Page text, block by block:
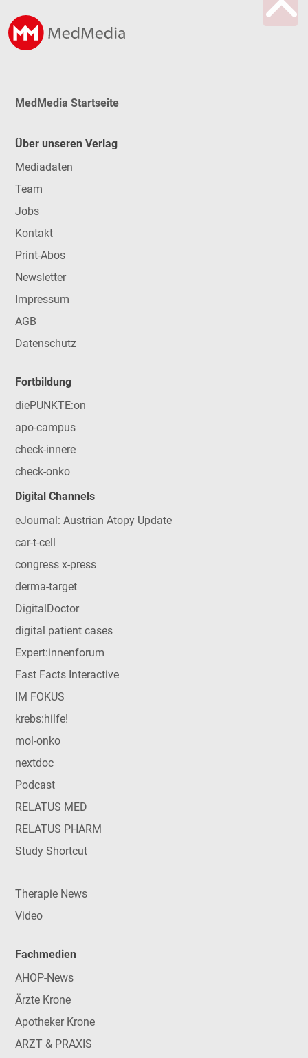
MedMedia Startseite
Über unseren Verlag
Mediadaten
Team
Jobs
Kontakt
Print-Abos
Newsletter
Impressum
AGB
Datenschutz
Fortbildung
diePUNKTE:on
apo-campus
check-innere
check-onko
Digital Channels
eJournal: Austrian Atopy Update
car-t-cell
congress x-press
derma-target
DigitalDoctor
digital patient cases
Expert:innenforum
Fast Facts Interactive
IM FOKUS
krebs:hilfe!
mol-onko
nextdoc
Podcast
RELATUS MED
RELATUS PHARM
Study Shortcut
Therapie News
Video
Fachmedien
AHOP-News
Ärzte Krone
Apotheker Krone
ARZT & PRAXIS